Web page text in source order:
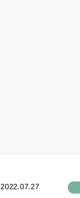
2022.07.27